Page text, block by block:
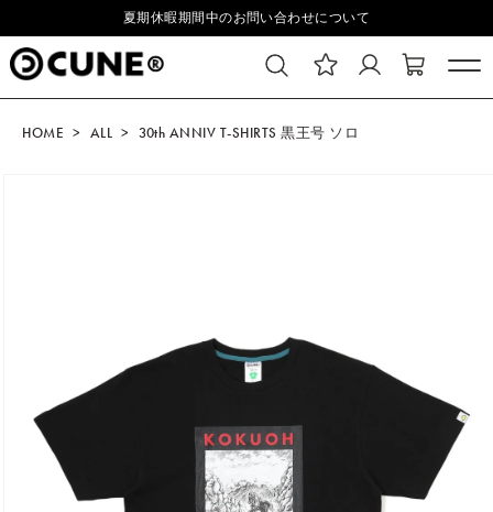
進む
夏期休暇期間中のお問い合わせについて
HOME ALL 30th ANNIV T-SHIRTS 黒王号 ソロ